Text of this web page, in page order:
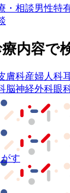
・相談男性特
内容で
膚科産婦人科
脳神経外科眼
す